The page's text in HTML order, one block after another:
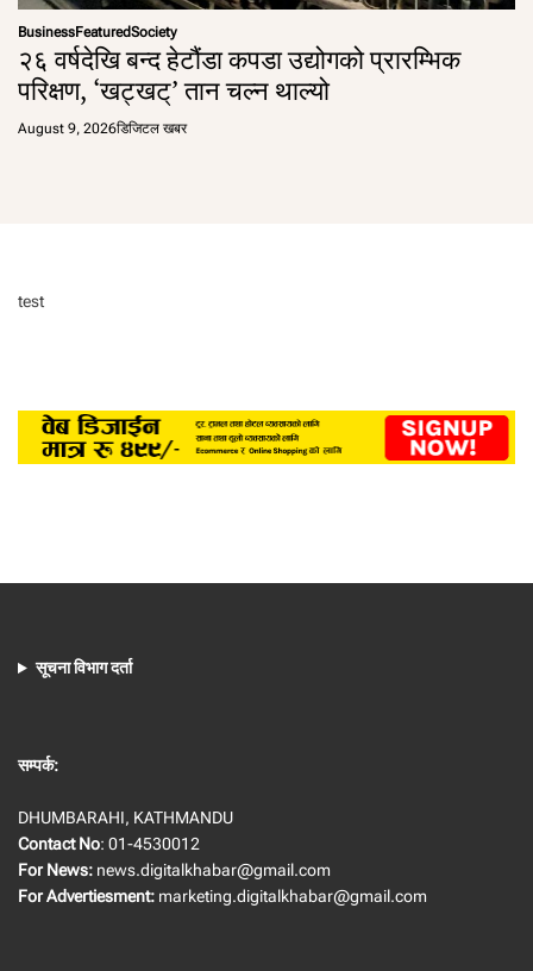
BusinessFeaturedSociety
२६ वर्षदेखि बन्द हेटौंडा कपडा उद्योगको प्रारम्भिक
परिक्षण, ‘खट्खट्’ तान चल्न थाल्यो
August 9, 2026डिजिटल खबर
test
सूचना विभाग दर्ता
सम्पर्क:
DHUMBARAHI, KATHMANDU
Contact No: 01-4530012
For News: news.digitalkhabar@gmail.com
For Advertiesment: marketing.digitalkhabar@gmail.com